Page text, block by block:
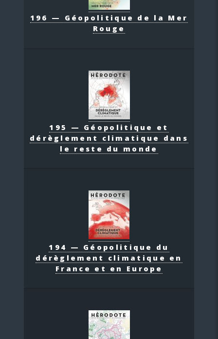
196 — Géopolitique de la Mer
Rouge
195 — Géopolitique et
dérèglement climatique dans
le reste du monde
194 — Géopolitique du
dérèglement climatique en
France et en Europe